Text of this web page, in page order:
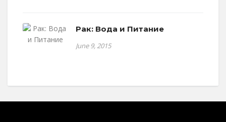
Рак: Вода и Питание
June 9, 2015